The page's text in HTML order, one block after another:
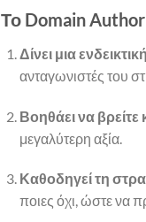
Το Domain
Δίνει μια
ανταγωνιστές του
Βοηθάει να
μεγαλύτερη αξία.
Καθοδηγεί τη
ποιες όχι, ώστε να